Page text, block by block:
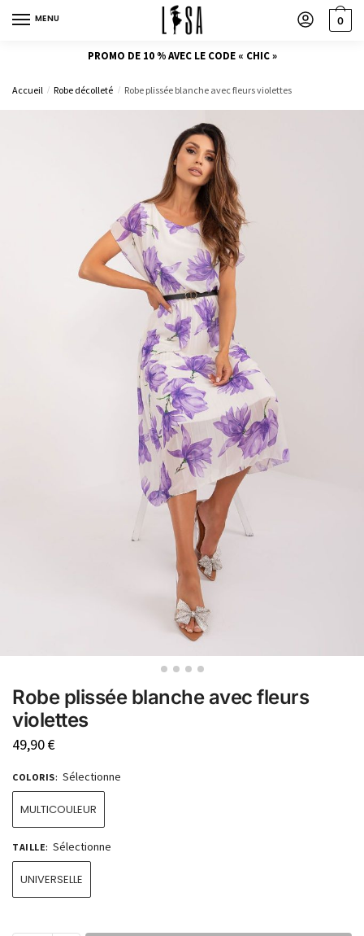
MENU 0
PROMO DE 10 % AVEC LE CODE « CHIC »
Accueil / Robe décolleté / Robe plissée blanche avec fleurs violettes
Robe plissée blanche avec fleurs
violettes
49,90€
COLORIS: Sélectionne
MULTICOULEUR
TAILLE: Sélectionne
UNIVERSELLE